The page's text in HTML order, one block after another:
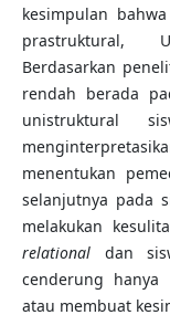
kesimpulan
prastruktural,
Berdasarkan
rendah berada
unistruktural
menentukan
selanjutnya pada
melakukan
relational dan
cenderung hanya
atau membuat